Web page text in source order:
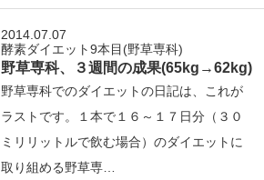
2014.07.07
酵素ダイエット9本目(野草専科)
野草専科、３週間の成果(65kg→62kg)
野草専科でのダイエットの日記は、これが
ラストです。１本で１６～１７日分（３０
ミリリットルで飲む場合）のダイエットに
取り組める野草専…